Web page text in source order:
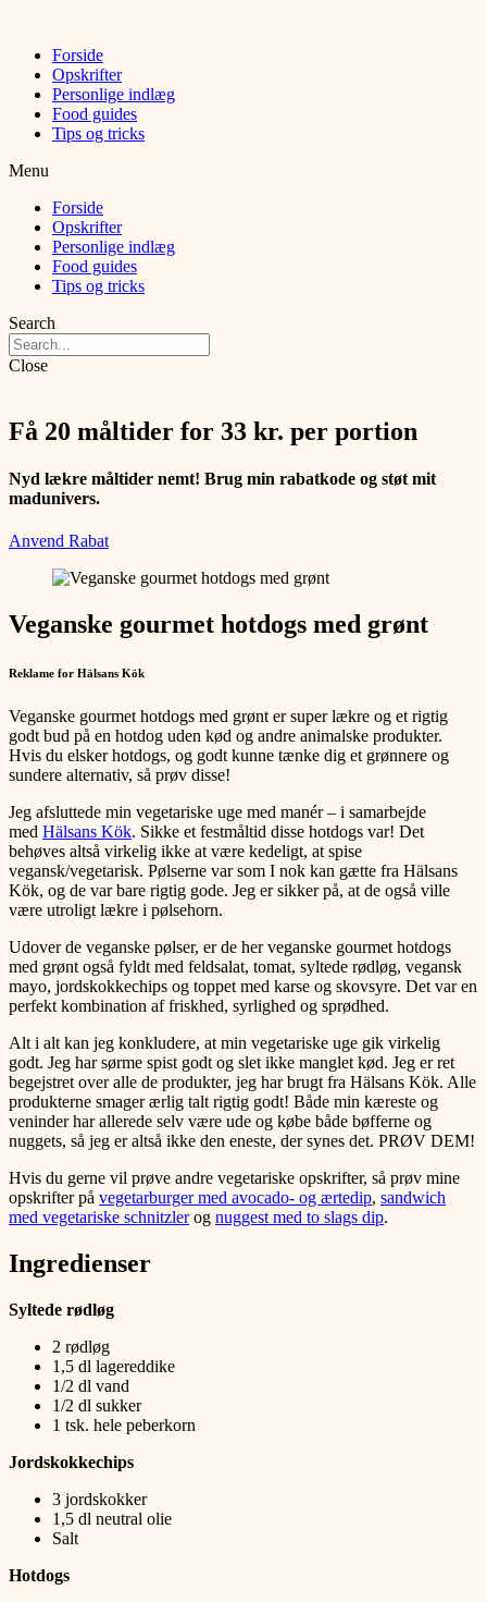
Forside
Opskrifter
Personlige indlæg
Food guides
Tips og tricks
Menu
Forside
Opskrifter
Personlige indlæg
Food guides
Tips og tricks
Search
Close
Få 20 måltider for 33 kr. per portion
Nyd lækre måltider nemt! Brug min rabatkode og støt mit
madunivers.
Anvend Rabat
Veganske gourmet hotdogs med grønt
Reklame for Hälsans Kök
Veganske gourmet hotdogs med grønt er super lækre og et rigtig
godt bud på en hotdog uden kød og andre animalske produkter.
Hvis du elsker hotdogs, og godt kunne tænke dig et grønnere og
sundere alternativ, så prøv disse!
Jeg afsluttede min vegetariske uge med manér – i samarbejde
med Hälsans Kök. Sikke et festmåltid disse hotdogs var! Det
behøves altså virkelig ikke at være kedeligt, at spise
vegansk/vegetarisk. Pølserne var som I nok kan gætte fra Hälsans
Kök, og de var bare rigtig gode. Jeg er sikker på, at de også ville
være utroligt lækre i pølsehorn.
Udover de veganske pølser, er de her veganske gourmet hotdogs
med grønt også fyldt med feldsalat, tomat, syltede rødløg, vegansk
mayo, jordskokkechips og toppet med karse og skovsyre. Det var en
perfekt kombination af friskhed, syrlighed og sprødhed.
Alt i alt kan jeg konkludere, at min vegetariske uge gik virkelig
godt. Jeg har sørme spist godt og slet ikke manglet kød. Jeg er ret
begejstret over alle de produkter, jeg har brugt fra Hälsans Kök. Alle
produkterne smager ærlig talt rigtig godt! Både min kæreste og
veninder har allerede selv være ude og købe både bøfferne og
nuggets, så jeg er altså ikke den eneste, der synes det. PRØV DEM!
Hvis du gerne vil prøve andre vegetariske opskrifter, så prøv mine
opskrifter på vegetarburger med avocado- og ærtedip, sandwich
med vegetariske schnitzlerog nuggest med to slags dip.
Ingredienser
Syltede rødløg
2 rødløg
1,5 dl lagereddike
1/2 dl vand
1/2 dl sukker
1 tsk. hele peberkorn
Jordskokkechips
3 jordskokker
1,5 dl neutral olie
Salt
Hotdogs